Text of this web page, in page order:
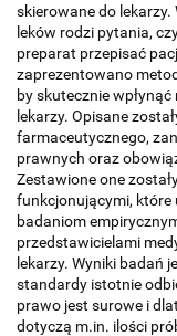
skierowane do
leków rodzi pytania,
preparat przepisać
zaprezentowano
by skutecznie
lekarzy. Opisane
farmaceutycznego,
prawnych oraz
Zestawione one
funkcjonującymi, które
badaniom
przedstawicielami
lekarzy. Wyniki badań
standardy istotnie
prawo jest surowe i
dotyczą m.in. ilości